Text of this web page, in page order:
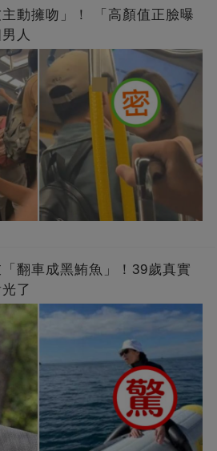
動擁吻」！ 「高顏值正臉曝
人
翻車成黑鮪魚」！39歲真實
了